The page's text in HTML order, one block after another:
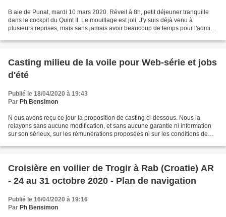
B aie de Punat, mardi 10 mars 2020. Réveil à 8h, petit déjeuner tranquille
dans le cockpit du Quint II. Le mouillage est joli. J'y suis déjà venu à
plusieurs reprises, mais sans jamais avoir beaucoup de temps pour l'admirer
Casting milieu de la voile pour Web-série et jobs
d'été
Publié le 18/04/2020 à 19:43
Par Ph Bensimon
N ous avons reçu ce jour la proposition de casting ci-dessous. Nous la
relayons sans aucune modification, et sans aucune garantie ni information
sur son sérieux, sur les rémunérations proposées ni sur les conditions de
Croisière en voilier de Trogir à Rab (Croatie) AR
- 24 au 31 octobre 2020 - Plan de navigation
Publié le 16/04/2020 à 19:16
Par Ph Bensimon